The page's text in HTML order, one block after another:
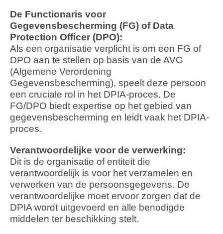
De Functionaris voor
Gegevensbescherming (FG) of Data
Protection Officer (DPO):
Als een organisatie verplicht is om een FG of
DPO aan te stellen op basis van de AVG
(Algemene Verordening
Gegevensbescherming), speelt deze persoon
een cruciale rol in het DPIA-proces. De
FG/DPO biedt expertise op het gebied van
gegevensbescherming en leidt vaak het DPIA-
proces.
Verantwoordelijke voor de verwerking:
Dit is de organisatie of entiteit die
verantwoordelijk is voor het verzamelen en
verwerken van de persoonsgegevens. De
verantwoordelijke moet ervoor zorgen dat de
DPIA wordt uitgevoerd en alle benodigde
middelen ter beschikking stelt.